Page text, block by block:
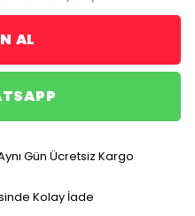
AL
Gün Ücretsiz Kargo
Kolay İade